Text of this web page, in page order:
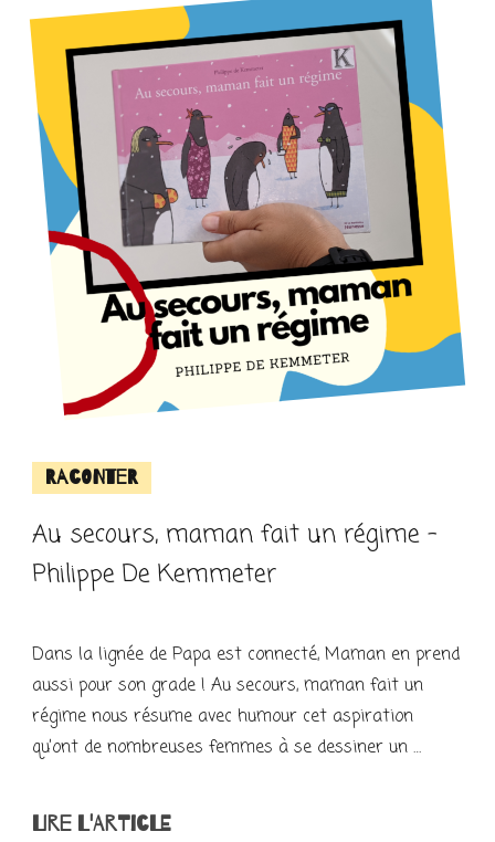
Raconter
Au secours, maman fait un régime –
Philippe De Kemmeter
Dans la lignée de Papa est connecté, Maman en prend
aussi pour son grade ! Au secours, maman fait un
régime nous résume avec humour cet aspiration
qu’ont de nombreuses femmes à se dessiner un …
LIRE L'ARTICLE